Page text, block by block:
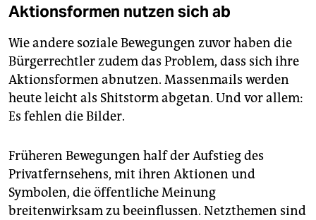
Aktionsformen nutzen sich ab
Wie andere soziale Bewegungen zuvor haben die
Bürgerrechtler zudem das Problem, dass sich ihre
Aktionsformen abnutzen. Massenmails werden
heute leicht als Shitstorm abgetan. Und vor allem:
Es fehlen die Bilder.
Früheren Bewegungen half der Aufstieg des
Privatfernsehens, mit ihren Aktionen und
Symbolen, die öffentliche Meinung
breitenwirksam zu beeinflussen. Netzthemen sind